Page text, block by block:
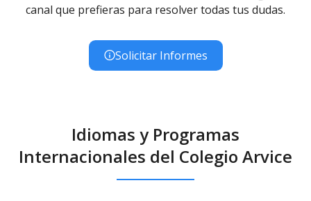
canal que prefieras para resolver todas tus dudas.
Solicitar Informes
Idiomas y Programas
Internacionales del Colegio Arvice